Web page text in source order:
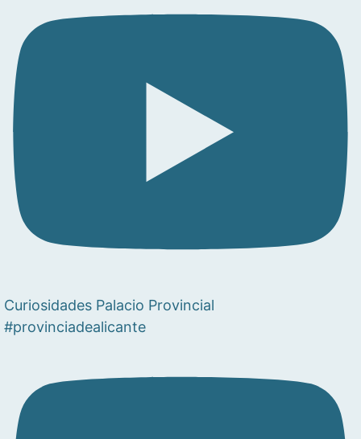
Curiosidades Palacio Provincial
#provinciadealicante